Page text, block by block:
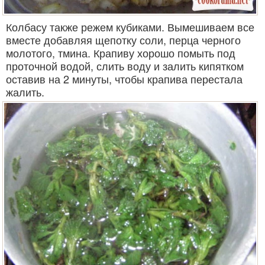
Колбасу также режем кубиками. Вымешиваем все
вместе добавляя щепотку соли, перца черного
молотого, тмина. Крапиву хорошо помыть под
проточной водой, слить воду и залить кипятком
оставив на 2 минуты, чтобы крапива перестала
жалить.